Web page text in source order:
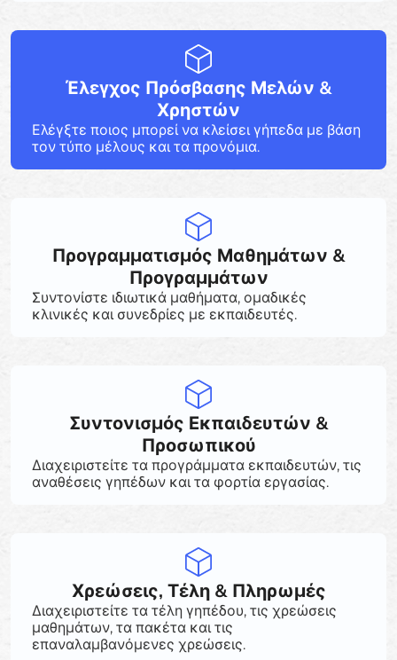
Έλεγχος Πρόσβασης Μελών &
Χρηστών
Ελέγξτε ποιος μπορεί να κλείσει γήπεδα με βάση
τον τύπο μέλους και τα προνόμια.
Προγραμματισμός Μαθημάτων &
Προγραμμάτων
Συντονίστε ιδιωτικά μαθήματα, ομαδικές
κλινικές και συνεδρίες με εκπαιδευτές.
Συντονισμός Εκπαιδευτών &
Προσωπικού
Διαχειριστείτε τα προγράμματα εκπαιδευτών, τις
αναθέσεις γηπέδων και τα φορτία εργασίας.
Χρεώσεις, Τέλη & Πληρωμές
Διαχειριστείτε τα τέλη γηπέδου, τις χρεώσεις
μαθημάτων, τα πακέτα και τις
επαναλαμβανόμενες χρεώσεις.